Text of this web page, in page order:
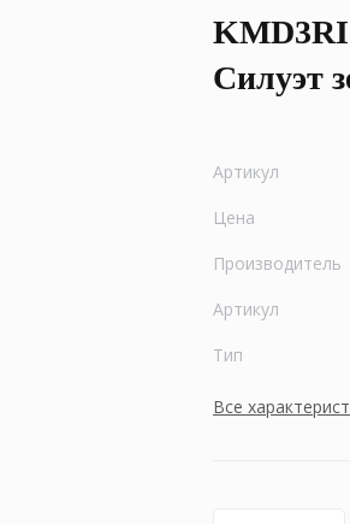
Силуэт
Артикул
Цена
Производитель
Артикул
Тип
Все